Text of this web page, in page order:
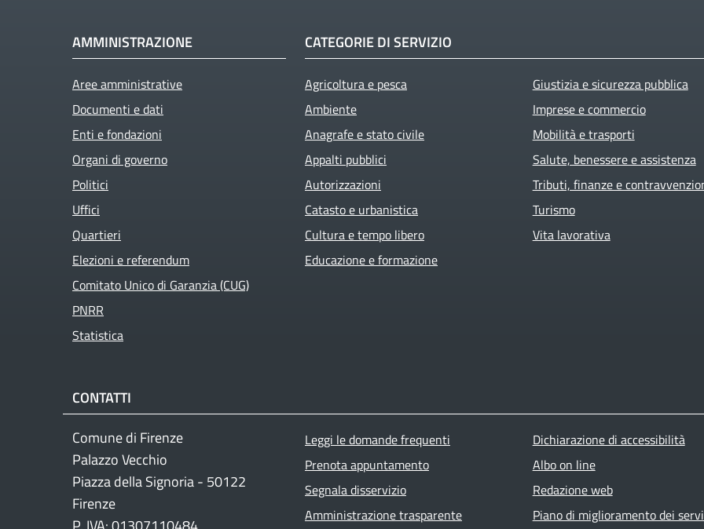
AMMINISTRAZIONE
Aree amministrative
Documenti e dati
Enti e fondazioni
Organi di governo
Politici
Uffici
Quartieri
Elezioni e referendum
Comitato Unico di Garanzia (CUG)
PNRR
Statistica
CATEGORIE DI SERVIZIO
Agricoltura e pesca
Ambiente
Anagrafe e stato civile
Appalti pubblici
Autorizzazioni
Catasto e urbanistica
Cultura e tempo libero
Educazione e formazione
Giustizia e sicurezza pubblica
Imprese e commercio
Mobilità e trasporti
Salute, benessere e assistenza
Tributi, finanze e
Turismo
Vita lavorativa
CONTATTI
Comune di Firenze
Palazzo Vecchio
Piazza della Signoria - 50122
Firenze
Footer menu
Leggi le domande frequenti
Prenota appuntamento
Segnala disservizio
Amministrazione trasparente
Dichiarazione di accessibilità
Albo on line
Redazione web
Piano di miglioramento dei